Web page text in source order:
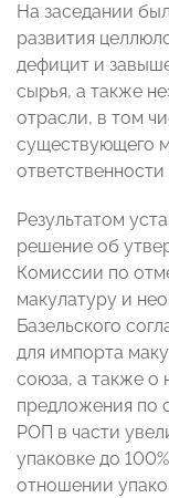
На заседании
развития
дефицит и
сырья, а также
отрасли, в том
существующего
Результатом
решение об
Комиссии по
макулатуру и
Базельского
для импорта
союза, а также о
предложения по
РОП в части
упаковке до
отношении